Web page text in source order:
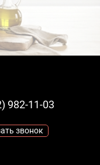
982-11-03
звонок